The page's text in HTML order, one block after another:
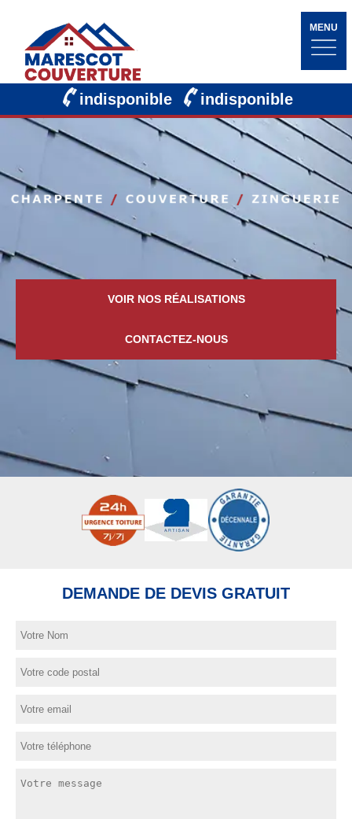
MENU
indisponible indisponible
VOIR NOS RÉALISATIONS
CONTACTEZ-NOUS
DEMANDE DE DEVIS GRATUIT